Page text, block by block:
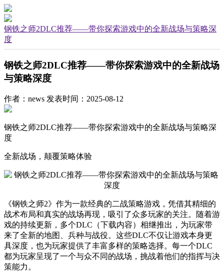
钢铁之师2DLC推荐——带你探索游戏中的全新战场与策略深
度
钢铁之师2DLC推荐——带你探索游戏中的全新战场
与策略深度
作者：news 发表时间：2025-08-12
钢铁之师2DLC推荐——带你探索游戏中的全新战场与策略深
度
全新战场，颠覆策略体验
《钢铁之师2》作为一款经典的二战策略游戏，凭借其精细的
战术布局和真实的战场再现，吸引了众多玩家的关注。随着游
戏的持续更新，多个DLC（下载内容）相继推出，为玩家带
来了全新的地图、兵种与战役。这些DLC不仅让游戏本身更
具深度，也为玩家提供了丰富多样的策略选择。每一个DLC
都为玩家呈现了一个与众不同的战场，挑战着他们的指挥与决
策能力。